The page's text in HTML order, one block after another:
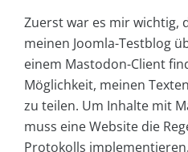
Zuerst war es mir wichtig,
meinen Joomla-Testblog
einem Mastodon-Client
Möglichkeit, meinen
zu teilen. Um Inhalte mit
muss eine Website die
Protokolls